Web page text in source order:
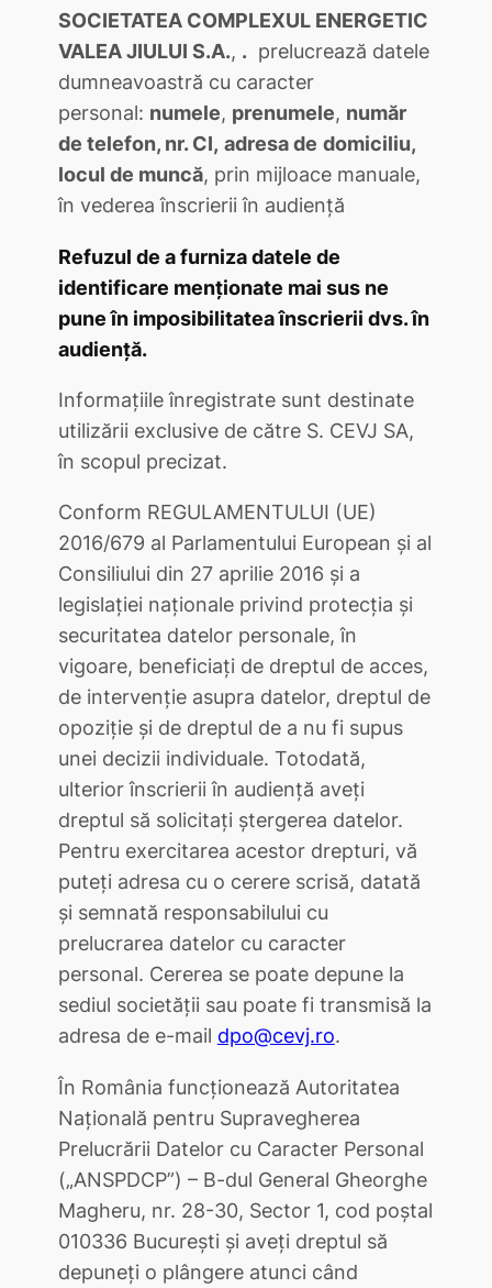
SOCIETATEA COMPLEXUL ENERGETIC
VALEA JIULUI S.A., .prelucrează datele
dumneavoastră cu caracter
personal: numele, prenumele, număr
de telefon, nr. CI, adresa de domiciliu,
locul de muncă, prin mijloace manuale,
în vederea înscrierii în audiență
Refuzul de a furniza datele de
identificare menționate mai sus ne
pune în imposibilitatea înscrierii dvs. în
audiență.
Informațiile înregistrate sunt destinate
utilizării exclusive de către S. CEVJ SA,
în scopul precizat.
Conform REGULAMENTULUI (UE)
2016/679 al Parlamentului European și al
Consiliului din 27 aprilie 2016 și a
legislației naționale privind protecția și
securitatea datelor personale, în
vigoare, beneficiați de dreptul de acces,
de intervenție asupra datelor, dreptul de
opoziție și de dreptul de a nu fi supus
unei decizii individuale. Totodată,
ulterior înscrierii în audiență aveți
dreptul să solicitați ștergerea datelor.
Pentru exercitarea acestor drepturi, vă
puteți adresa cu o cerere scrisă, datată
și semnată responsabilului cu
prelucrarea datelor cu caracter
personal. Cererea se poate depune la
sediul societății sau poate fi transmisă la
adresa de e-mail dpo@cevj.ro.
În România funcționează Autoritatea
Națională pentru Supravegherea
Prelucrării Datelor cu Caracter Personal
(„ANSPDCP”) – B-dul General Gheorghe
Magheru, nr. 28-30, Sector 1, cod poștal
010336 București și aveți dreptul să
depuneți o plângere atunci când